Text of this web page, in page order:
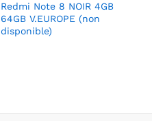
Redmi Note 8 NOIR 4GB
64GB V.EUROPE (non
disponible)